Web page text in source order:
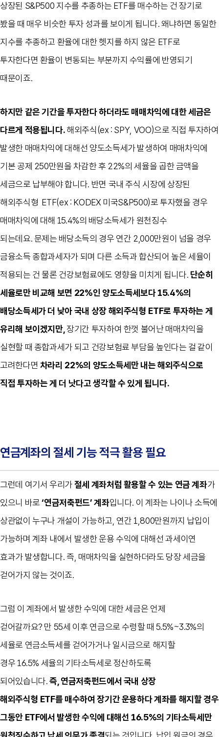
상장된 S&P500 지수를 추종하는 ETF를 매수하는 건 장기로
봤을 때 매우 비슷한 투자 성과를 보이게 됩니다.왜냐하면 동일한
지수를 추종하고 환율에 대한 헷지를 하지 않은 ETF로
투자한다면 환율이 변동되는 부분까지 수익률에 반영되기
때문이죠.
하지만 같은 기간을 투자한다 하더라도 매매차익에 대한 세금은
다르게 적용됩니다.해외주식(ex : SPY, VOO)으로 직접 투자하여
발생한 매매차익에 대해선 양도소득세가 발생하여 매매차익에
기본 공제 250만원을 차감한 후 22%의 세율을 곱한 금액을
세금으로 납부해야 합니다. 반면 국내 주식 시장에 상장된
해외주식형 ETF(ex : KODEX 미국S&P500)로 투자했을 경우
매매차익에 대해 15.4%의 배당소득세가 원천징수
되는데요.문제는 배당소득의 경우 연간 2,000만원이 넘을 경우
금융소득 종합과세자가 되며 다른 소득과 합산되어 높은 세율이
적용되는 건 물론 건강보험료에도 영향을 미치게 됩니다. 단순히
세율로만 비교해 보면 22%인 양도소득세보다15.4%의
배당소득세가 더 낮아 국내 상장 해외주식형 ETF로 투자하는 게
유리해 보이겠지만,장기간 투자하여 한껏 불어난 매매차익을
실현할 때 종합과세가 되고 건강보험료 부담을 높인다는 걸 같이
고려한다면 차라리 22%의 양도소득세만 내는 해외주식으로
직접 투자하는 게 더 낫다고 생각할 수 있게 됩니다.
연금계좌의 절세 기능 적극 활용 필요
그런데 여기서 우리가절세 계좌처럼 활용할 수 있는 연금 계좌가
있으니 바로‘연금저축펀드’계좌입니다. 이 계좌는 나이나 소득에
상관없이 누구나 개설이 가능하고 연간 1,800만원까지 납입이
가능하며 계좌 내에서 발생한 운용 수익에 대해선 과세이연
효과가 발생합니다.즉 매매차익을 실현하더라도 당장 세금을
걷어가지 않는 것이죠.
그럼 이 계좌에서 발생한 수익에 대한 세금은 언제
걷어갈까요? 만 55세 이후 연금으로 수령할 때 5.5%~3.3%의
세율로 연금소득세를 걷어가거나 일시금으로 해지할
경우 16.5% 세율의 기타소득세로 정산하도록
되어있습니다.즉 연금저축펀드에서 국내 상장
해외주식형 ETF를 매수하여 장기간 운용하다 계좌를 해지할 경우
그동안ETF에서 발생한 수익에 대해선 16.5%의 기타소득세만